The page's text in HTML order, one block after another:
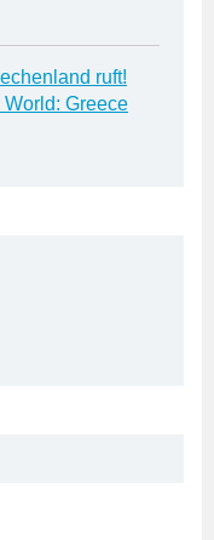
ruft!
World: Greece